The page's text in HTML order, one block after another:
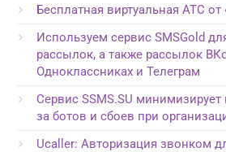
Бесплатная виртуальная АТС
Используем сервис SMSGold
рассылок, а также рассылок
Одноклассниках и Телеграм
Сервис SSMS.SU
за ботов и сбоев при
Ucaller: Авторизация звонком